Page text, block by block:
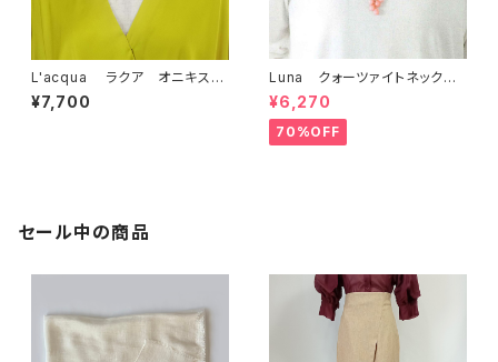
L'acqua ラクア オニキスネ
ックレス LA10ON-NE
¥7,700
Luna クォーツァイトネックレ
ス
¥6,270
70%OFF
セール中の商品